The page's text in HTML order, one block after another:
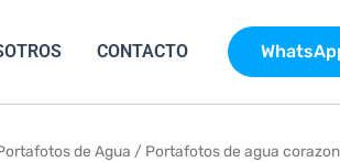
CONTACTO
de Agua / Portafotos de agua